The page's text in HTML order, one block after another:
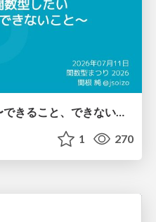
PHPだって関数型したい 〜できること、できないこと〜 / fp-in-php
1 270